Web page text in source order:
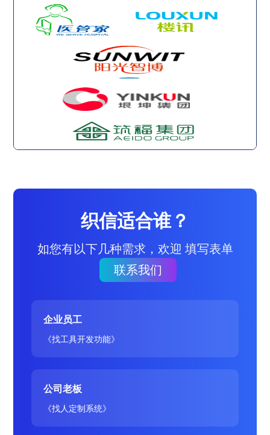
织信适合谁？
如您有以下几种需求，欢迎 填写表单
联系我们
企业员工
《找工具开发功能》
公司老板
《找人定制系统》